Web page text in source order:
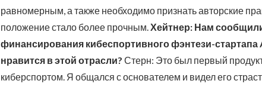
равномерным, а также необходимо признать авторские
положение стало более прочным.Хейтнер: Нам
финансирования кибеспортивного фэнтези-
нравится в этой отрасли? Стерн: Это был первый
киберспортом. Я общался с основателем и видел его